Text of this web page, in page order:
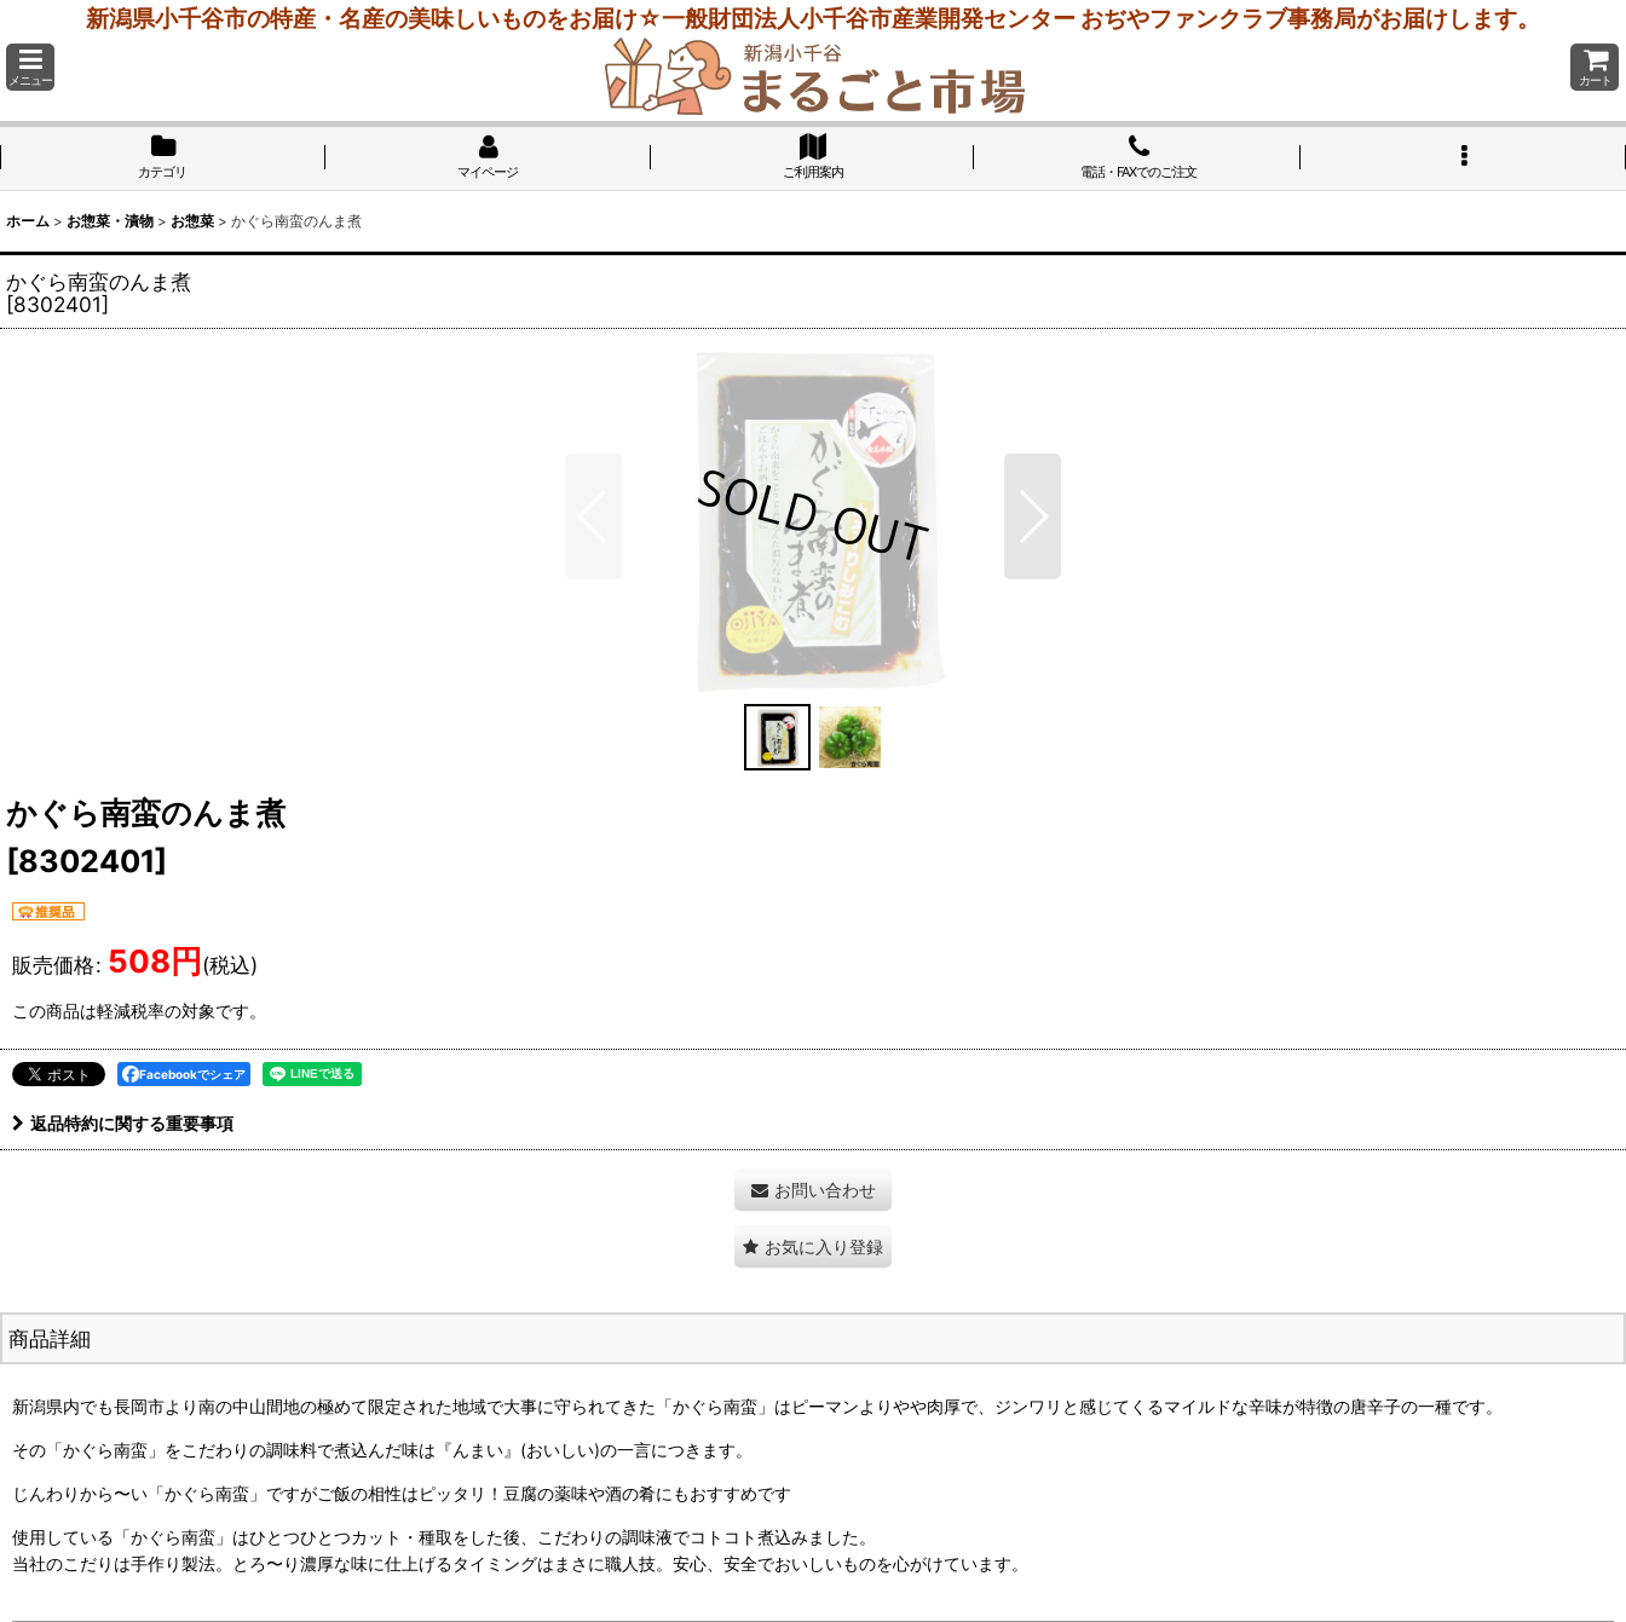
新潟県小千谷市の特産・名産の美味しいものをお届け☆一般財団法人小千谷市産業開発センター おぢやファンクラブ事務局がお届けします。
メニュー カート
カテゴリ マイページ ご利用案内 電話・FAXでのご注文
ホーム > お惣菜・漬物 > お惣菜 > かぐら南蛮のんま煮
かぐら南蛮のんま煮
[8302401]
かぐら南蛮のんま煮
[8302401]
販売価格: 508円 (税込)
この商品は軽減税率の対象です。
Facebookでシェア
返品特約に関する重要事項
お問い合わせ
お気に入り登録
商品詳細
新潟県内でも長岡市より南の中山間地の極めて限定された地域で大事に守られてきた「かぐら南蛮」はピーマンよりやや肉厚で、ジンワリと感じてくるマイルドな辛味が特徴の唐辛子の一種です。
その「かぐら南蛮」をこだわりの調味料で煮込んだ味は『んまい』(おいしい)の一言につきます。
じんわりから〜い「かぐら南蛮」ですがご飯の相性はピッタリ！豆腐の薬味や酒の肴にもおすすめです
使用している「かぐら南蛮」はひとつひとつカット・種取をした後、こだわりの調味液でコトコト煮込みました。
当社のこだりは手作り製法。とろ〜り濃厚な味に仕上げるタイミングはまさに職人技。安心、安全でおいしいものを心がけています。